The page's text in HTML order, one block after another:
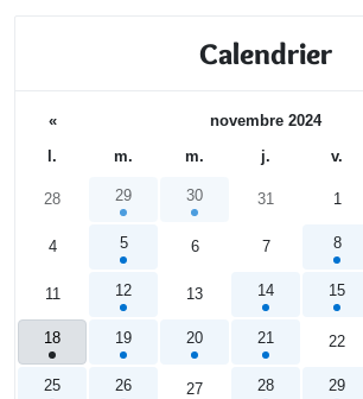
Calendrier
« novembre 2024
l.
m. m. j. v.
28 29 30 31 1
4 5 6 7 8
11 12 13 14 15
18 19 20 21 22
25 26 27 28 29